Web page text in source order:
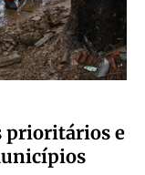
prioritários e